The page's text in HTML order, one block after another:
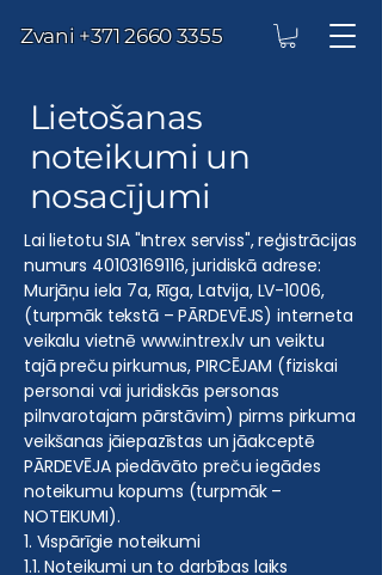
Zvani +371 2660 3355
Lietošanas
noteikumi un
nosacījumi
Lai lietotu SIA "Intrex serviss", reģistrācijas
numurs 40103169116, juridiskā adrese:
Murjāņu iela 7a, Rīga, Latvija, LV-1006,
(turpmāk tekstā – PĀRDEVĒJS) interneta
veikalu vietnē www.intrex.lv un veiktu
tajā preču pirkumus, PIRCĒJAM (fiziskai
personai vai juridiskās personas
pilnvarotajam pārstāvim) pirms pirkuma
veikšanas jāiepazīstas un jāakceptē
PĀRDEVĒJA piedāvāto preču iegādes
noteikumu kopums (turpmāk –
NOTEIKUMI).
1. Vispārīgie noteikumi
1.1. Noteikumi un to darbības laiks